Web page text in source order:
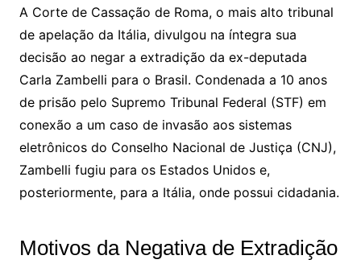
A Corte de Cassação de Roma, o mais alto tribunal
de apelação da Itália, divulgou na íntegra sua
decisão ao negar a extradição da ex-deputada
Carla Zambelli para o Brasil. Condenada a 10 anos
de prisão pelo Supremo Tribunal Federal (STF) em
conexão a um caso de invasão aos sistemas
eletrônicos do Conselho Nacional de Justiça (CNJ),
Zambelli fugiu para os Estados Unidos e,
posteriormente, para a Itália, onde possui cidadania.
Motivos da Negativa de Extradição